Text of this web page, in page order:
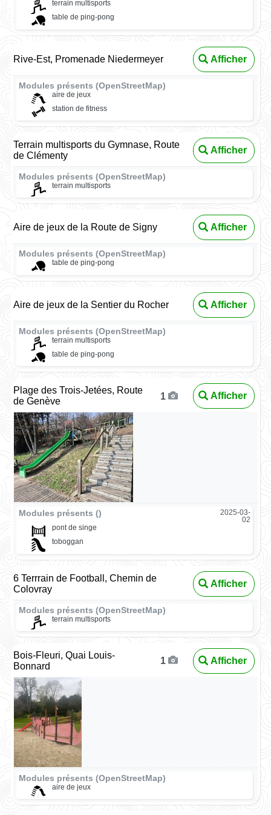
terrain multisports
table de ping-pong
Rive-Est, Promenade Niedermeyer Afficher
Modules présents (OpenStreetMap)
aire de jeux
station de fitness
Terrain multisports du Gymnase, Route
de Clémenty
Afficher
Modules présents (OpenStreetMap)
terrain multisports
Aire de jeux de la Route de Signy Afficher
Modules présents (OpenStreetMap)
table de ping-pong
Aire de jeux de la Sentier du Rocher Afficher
Modules présents (OpenStreetMap)
terrain multisports
table de ping-pong
Plage des Trois-Jetées, Route
de Genève
1 Afficher
Modules présents ()
2025-03-
02
pont de singe
toboggan
6 Terrrain de Football, Chemin de
Colovray
Afficher
Modules présents (OpenStreetMap)
terrain multisports
Bois-Fleuri, Quai Louis-
Bonnard
1 Afficher
Modules présents (OpenStreetMap)
aire de jeux